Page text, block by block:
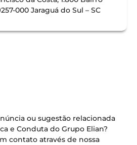
000 Jaraguá do Sul – SC
ou sugestão relacionada
e Conduta do Grupo Elian?
contato através de nossa